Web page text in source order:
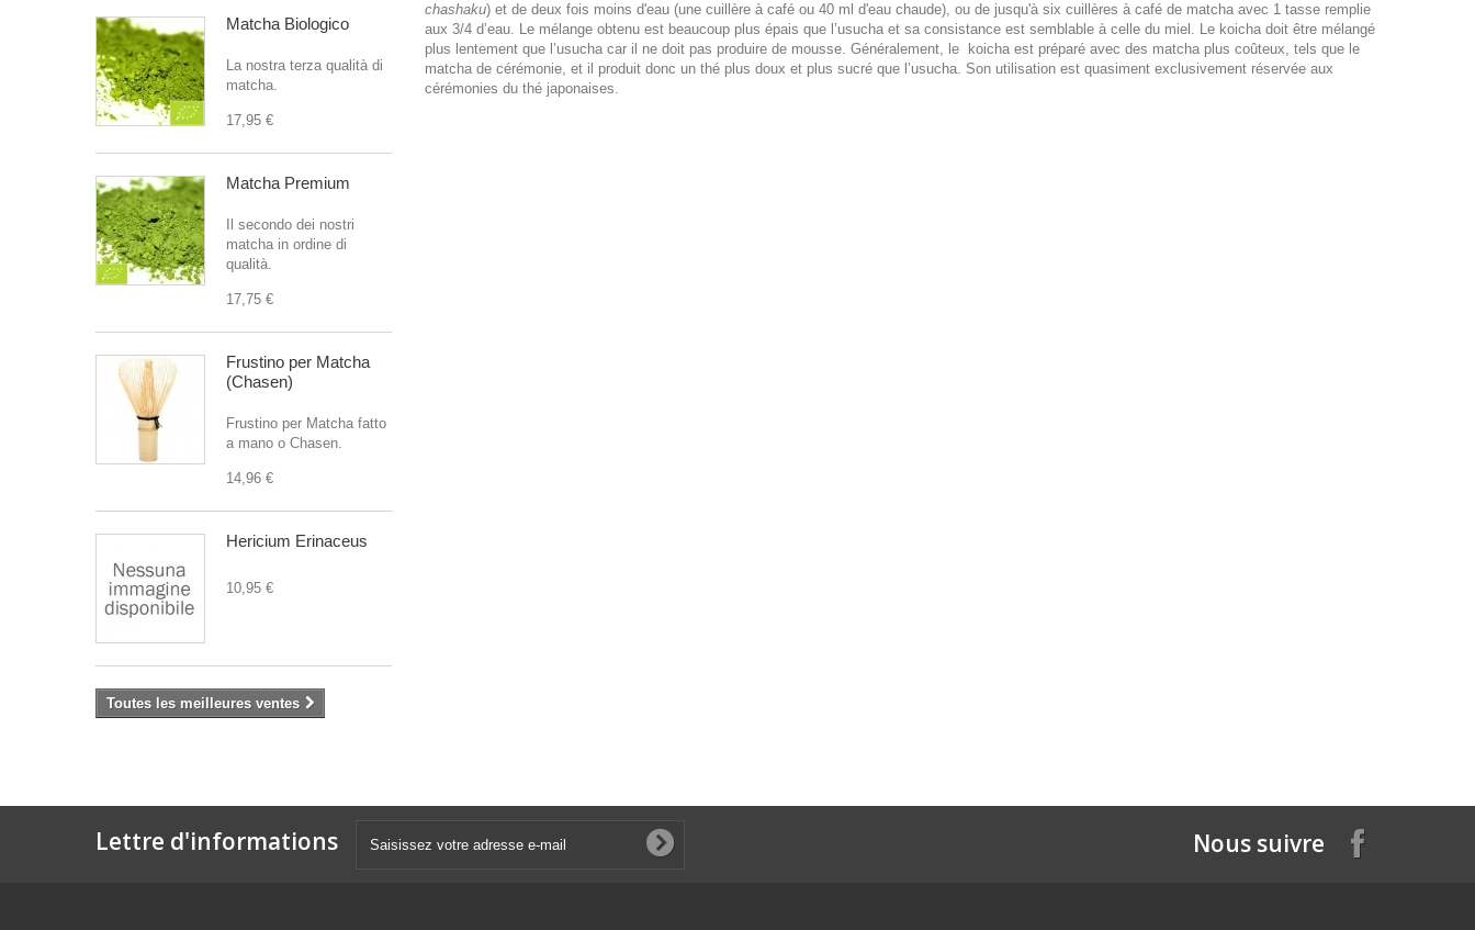
Matcha Biologico
La nostra terza qualità di
matcha.
17,95 €
Matcha Premium
Il secondo dei nostri
matcha in ordine di
qualità.
17,75 €
Frustino per Matcha
(Chasen)
Frustino per Matcha fatto
a mano o Chasen.
14,96 €
Hericium Erinaceus
10,95 €
Toutes les meilleures ventes
chashaku) et de deux fois moins d'eau (une cuillère à café ou 40 ml d'eau chaude), ou de jusqu'à six cuillères à café de matcha avec 1 tasse remplie
aux 3/4 d’eau. Le mélange obtenu est beaucoup plus épais que l’usucha et sa consistance est semblable à celle du miel. Le koicha doit être mélangé
plus lentement que l’usucha car il ne doit pas produire de mousse. Généralement, le koicha est préparé avec des matcha plus coûteux, tels que le
matcha de cérémonie, et il produit donc un thé plus doux et plus sucré que l’usucha. Son utilisation est quasiment exclusivement réservée aux
cérémonies du thé japonaises.
Lettre d'informations Nous suivre